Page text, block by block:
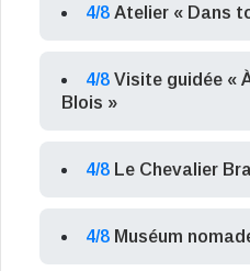
4/8 Atelier « Dans
4/8 Visite guidée «
Blois »
4/8 Le Chevalier
4/8 Muséum